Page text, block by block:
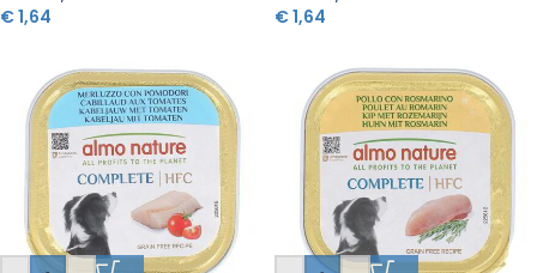
€1,64
€1,64